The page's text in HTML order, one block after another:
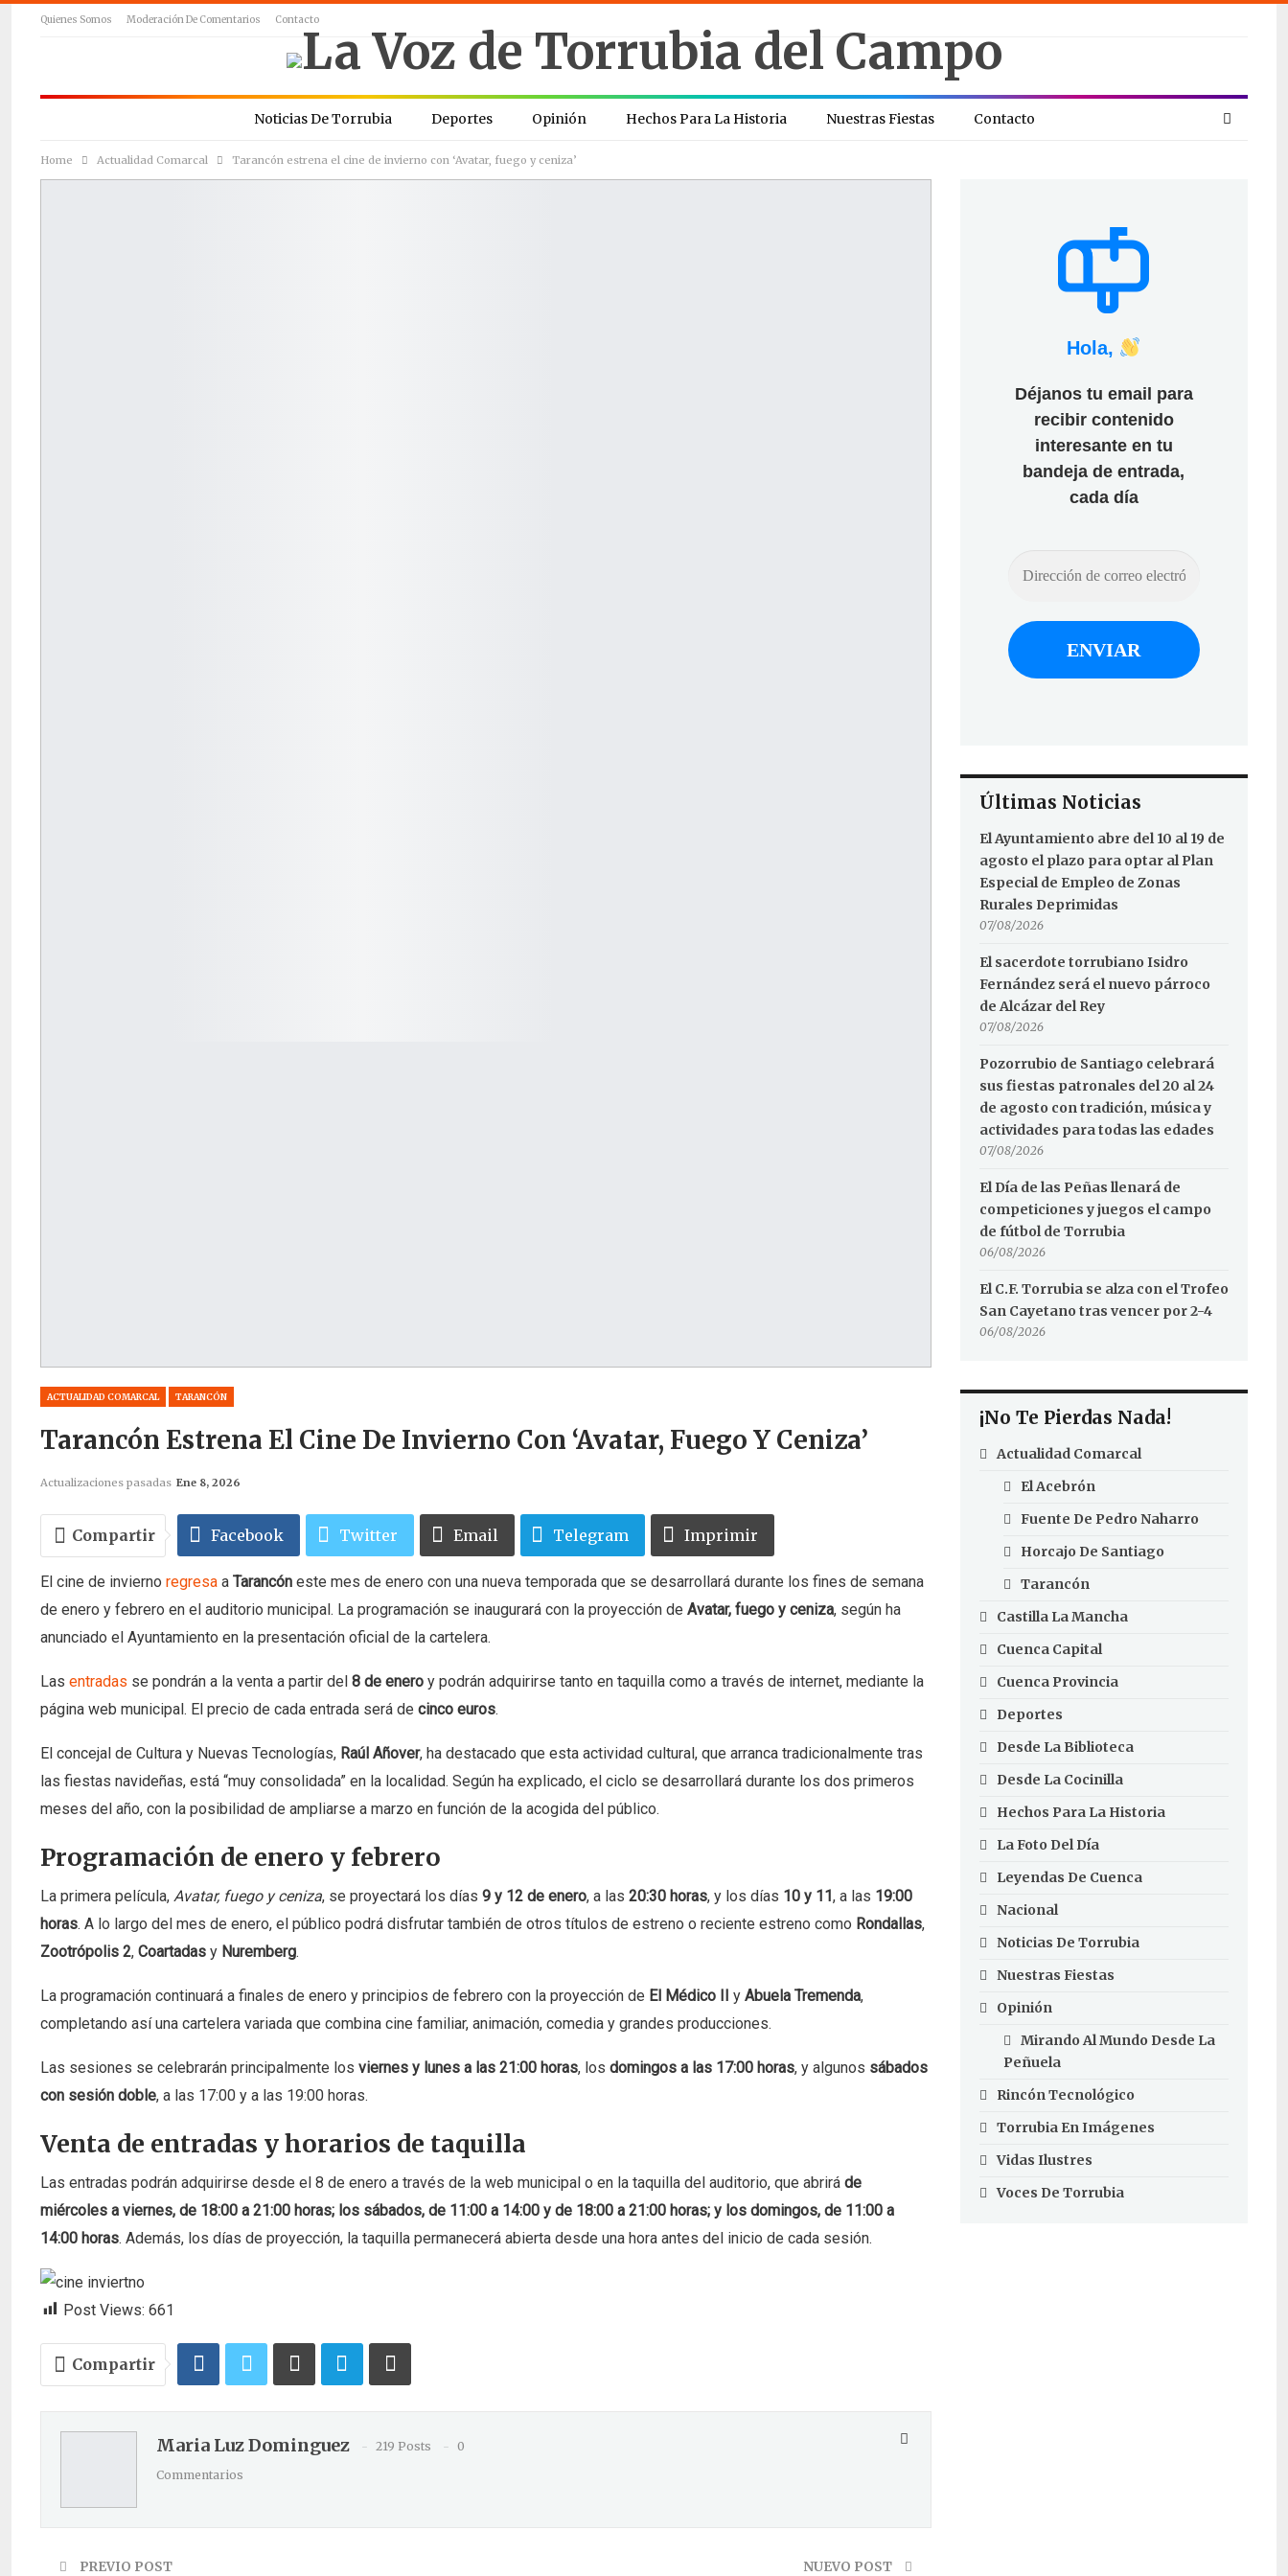
Quienes Somos Moderación De Comentarios Contacto
Noticias De Torrubia Deportes Opinión Hechos Para La Historia Nuestras Fiestas Contacto
Home Actualidad Comarcal Tarancón estrena el cine de invierno con ‘Avatar, fuego y ceniza’
ACTUALIDAD COMARCAL TARANCÓN
Tarancón Estrena El Cine De Invierno Con ‘Avatar, Fuego Y Ceniza’
Actualizaciones pasadas Ene 8, 2026
Compartir Facebook Twitter Email Telegram Imprimir
El cine de invierno regresa a Tarancón este mes de enero con una nueva temporada que se desarrollará durante los fines de semana
de enero y febrero en el auditorio municipal. La programación se inaugurará con la proyección de Avatar, fuego y ceniza, según ha
anunciado el Ayuntamiento en la presentación oficial de la cartelera.
Las entradas se pondrán a la venta a partir del 8 de enero y podrán adquirirse tanto en taquilla como a través de internet, mediante la
página web municipal. El precio de cada entrada será de cinco euros.
El concejal de Cultura y Nuevas Tecnologías, Raúl Añover, ha destacado que esta actividad cultural, que arranca tradicionalmente tras
las fiestas navideñas, está “muy consolidada” en la localidad. Según ha explicado, el ciclo se desarrollará durante los dos primeros
meses del año, con la posibilidad de ampliarse a marzo en función de la acogida del público.
Programación de enero y febrero
La primera película, Avatar, fuego y ceniza, se proyectará los días 9 y 12 de enero, a las 20:30 horas, y los días 10 y 11, a las 19:00
horas. A lo largo del mes de enero, el público podrá disfrutar también de otros títulos de estreno o reciente estreno como Rondallas,
Zootrópolis 2, Coartadas y Nuremberg.
La programación continuará a finales de enero y principios de febrero con la proyección de El Médico II y Abuela Tremenda,
completando así una cartelera variada que combina cine familiar, animación, comedia y grandes producciones.
Las sesiones se celebrarán principalmente los viernes y lunes a las 21:00 horas, los domingos a las 17:00 horas, y algunos sábados
con sesión doble, a las 17:00 y a las 19:00 horas.
Venta de entradas y horarios de taquilla
Las entradas podrán adquirirse desde el 8 de enero a través de la web municipal o en la taquilla del auditorio, que abrirá de
miércoles a viernes, de 18:00 a 21:00 horas; los sábados, de 11:00 a 14:00 y de 18:00 a 21:00 horas; y los domingos, de 11:00 a
14:00 horas. Además, los días de proyección, la taquilla permanecerá abierta desde una hora antes del inicio de cada sesión.
Post Views: 661
Compartir
Maria Luz Dominguez 219 Posts
0
Commentarios
PREVIO POST NUEVO POST
Hola,
Déjanos tu email para
recibir contenido
interesante en tu
bandeja de entrada,
cada día
Últimas Noticias
El Ayuntamiento abre del 10 al 19 de
agosto el plazo para optar al Plan
Especial de Empleo de Zonas
Rurales Deprimidas
07/08/2026
El sacerdote torrubiano Isidro
Fernández será el nuevo párroco
de Alcázar del Rey
07/08/2026
Pozorrubio de Santiago celebrará
sus fiestas patronales del 20 al 24
de agosto con tradición, música y
actividades para todas las edades
07/08/2026
El Día de las Peñas llenará de
competiciones y juegos el campo
de fútbol de Torrubia
06/08/2026
El C.F. Torrubia se alza con el Trofeo
San Cayetano tras vencer por 2-4
06/08/2026
¡No Te Pierdas Nada!
Actualidad Comarcal
El Acebrón
Fuente De Pedro Naharro
Horcajo De Santiago
Tarancón
Castilla La Mancha
Cuenca Capital
Cuenca Provincia
Deportes
Desde La Biblioteca
Desde La Cocinilla
Hechos Para La Historia
La Foto Del Día
Leyendas De Cuenca
Nacional
Noticias De Torrubia
Nuestras Fiestas
Opinión
Mirando Al Mundo Desde La
Peñuela
Rincón Tecnológico
Torrubia En Imágenes
Vidas Ilustres
Voces De Torrubia